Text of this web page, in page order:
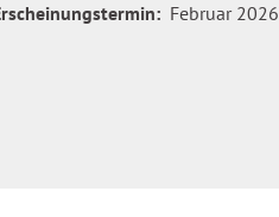
Februar 2026